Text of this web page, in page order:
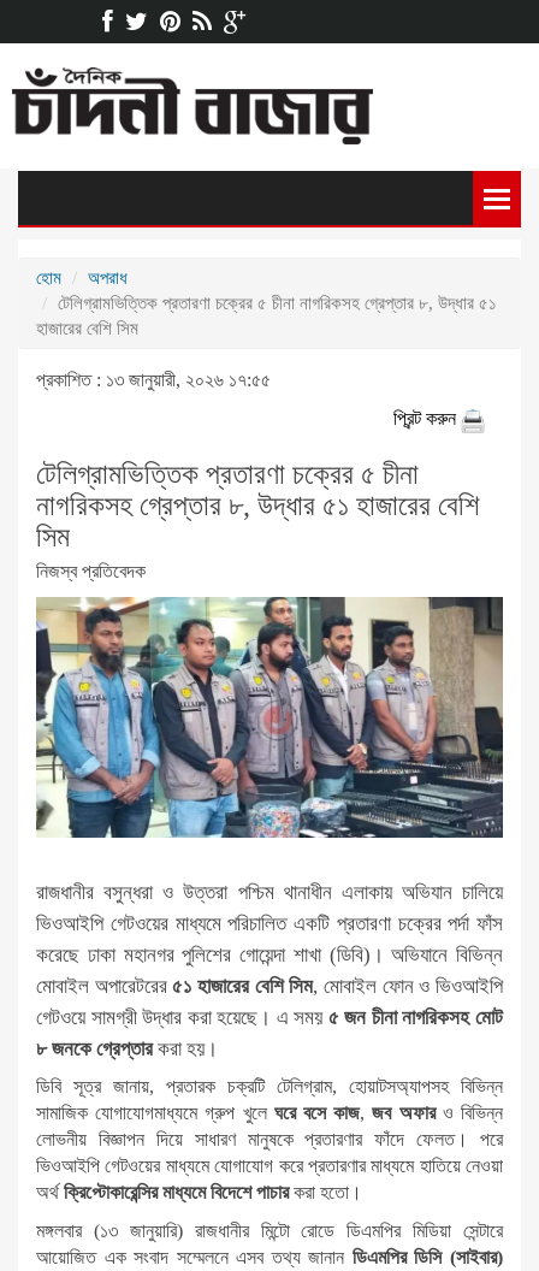
হোম
অপরাধ
টেলিগ্রামভিত্তিক প্রতারণা চক্রের ৫ চীনা নাগরিকসহ গ্রেপ্তার ৮, উদ্ধার ৫১
হাজারের বেশি সিম
প্রকাশিত : ১৩ জানুয়ারী, ২০২৬ ১৭:৫৫
প্রিন্ট করুন
টেলিগ্রামভিত্তিক প্রতারণা চক্রের ৫ চীনা
নাগরিকসহ গ্রেপ্তার ৮, উদ্ধার ৫১ হাজারের বেশি
সিম
নিজস্ব প্রতিবেদক
রাজধানীর বসুন্ধরা ও উত্তরা পশ্চিম থানাধীন এলাকায় অভিযান চালিয়ে
ভিওআইপি গেটওয়ের মাধ্যমে পরিচালিত একটি প্রতারণা চক্রের পর্দা ফাঁস
করেছে ঢাকা মহানগর পুলিশের গোয়েন্দা শাখা (ডিবি)। অভিযানে বিভিন্ন
মোবাইল অপারেটরের৫১ হাজারের বেশি সিম, মোবাইল ফোন ও ভিওআইপি
গেটওয়ে সামগ্রী উদ্ধার করা হয়েছে। এ সময় ৫ জন চীনা নাগরিকসহ মোট
৮ জনকে গ্রেপ্তারকরা হয়।
ডিবি সূত্র জানায়, প্রতারক চক্রটি টেলিগ্রাম, হোয়াটসঅ্যাপসহ বিভিন্ন
সামাজিক যোগাযোগমাধ্যমে গ্রুপ খুলে ঘরে বসে কাজ,জব অফারও বিভিন্ন
লোভনীয় বিজ্ঞাপন দিয়ে সাধারণ মানুষকে প্রতারণার ফাঁদে ফেলত। পরে
ভিওআইপি গেটওয়ের মাধ্যমে যোগাযোগ করে প্রতারণার মাধ্যমে হাতিয়ে নেওয়া
অর্থ ক্রিপ্টোকারেন্সির মাধ্যমে বিদেশে পাচারকরা হতো।
মঙ্গলবার (১৩ জানুয়ারি) রাজধানীর মিন্টো রোডে ডিএমপির মিডিয়া সেন্টারে
আয়োজিত এক সংবাদ সম্মেলনে এসব তথ্য জানান ডিএমপির ডিসি (সাইবার)